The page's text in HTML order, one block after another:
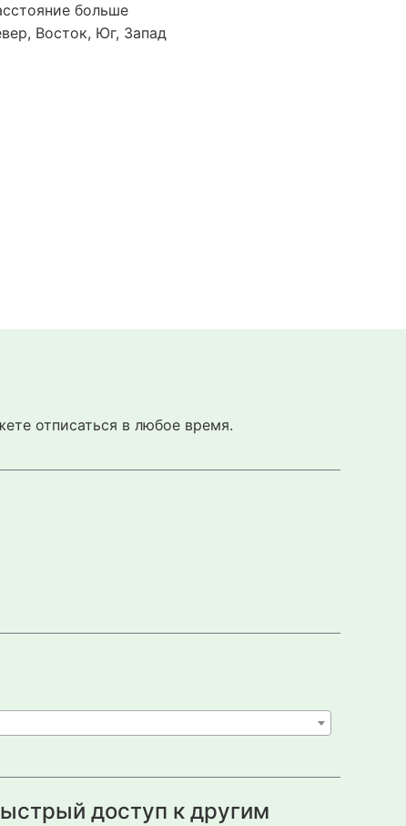
больше
Восток, Юг, Запад
отписаться в любое время.
доступ к другим